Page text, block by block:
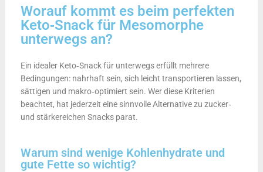
Worauf kommt es beim perfekten
Keto‑Snack für Mesomorphe
unterwegs an?
Ein idealer Keto‑Snack für unterwegs erfüllt mehrere
Bedingungen: nahrhaft sein, sich leicht transportieren lassen,
sättigen und makro‑optimiert sein. Wer diese Kriterien
beachtet, hat jederzeit eine sinnvolle Alternative zu zucker‑
und stärkereichen Snacks parat.
Warum sind wenige Kohlenhydrate und
gute Fette so wichtig?